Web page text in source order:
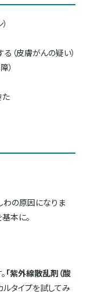
（皮膚がんの疑い）
）
た
わの原因になりま
本に。
「紫外線散乱剤（酸
ルタイプを試してみ